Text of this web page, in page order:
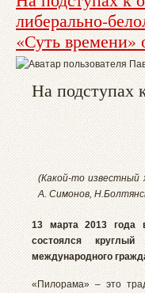
либерально-
«Суть
На подступах
(Какой-то известный
А. Симонов,
13 марта 2013 года
состоялся
международного
«Пилорама» – это